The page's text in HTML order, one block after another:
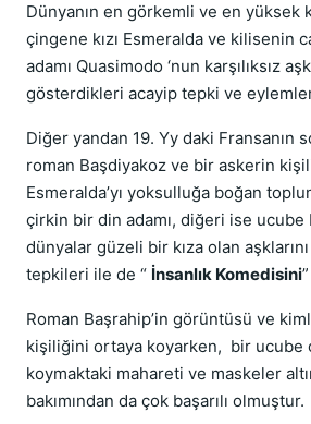
Dünyanın en görkemli ve en
çingene kızı Esmeralda ve kilisenin
adamı Quasimodo ‘nun karşılıksız
gösterdikleri acayip tepki ve
Diğer yandan 19. Yy daki Fransanın
roman Başdiyakoz ve bir askerin
Esmeralda’yı yoksulluğa boğan
çirkin bir din adamı, diğeri ise ucube
dünyalar güzeli bir kıza olan
tepkileri ile de “ İnsanlık Komedisini
Roman Başrahip’in görüntüsü ve
kişiliğini ortaya koyarken, bir ucube
koymaktaki mahareti ve maskeler
bakımından da çok başarılı olmuştur.